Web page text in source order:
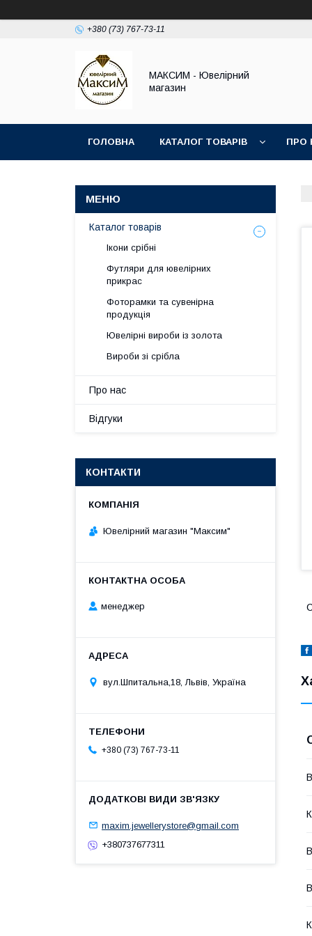
+380 (73) 767-73-11
МАКСИМ - Ювелірний
магазин
ГОЛОВНА КАТАЛОГ ТОВАРІВ ПРО
Каталог товарів
Ікони срібні
Футляри для ювелірних
прикрас
Фоторамки та сувенірна
продукція
Ювелірні вироби із золота
Вироби зі срібла
Про нас
Відгуки
КОНТАКТИ
Ювелірний магазин "Максим"
менеджер
вул.Шпитальна,18, Львів, Україна
+380 (73) 767-73-11
maxim.jewellerystore@gmail.com
+380737677311